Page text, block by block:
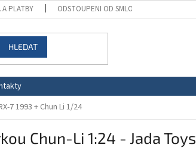
A PLATBY ODSTOUPENI OD SMLOUVY/REKLAMACE
HLEDAT
7 1993 + Chun Li 1/24
Chun-Li 1:24 - Jada Toys